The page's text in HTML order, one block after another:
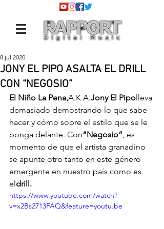
JONY EL PIPO ASALTA EL DRILL
CON “NEGOSIO”
8 jul 2020
El Niño La Pena,A.K.A.Jony El Pipolleva
demasiado demostrando lo que sabe
hacer y cómo sobre el estilo que se le
ponga delante. Con“Negosio”, es
momento de que el artista granadino
se apunte otro tanto en este género
emergente en nuestro país como es
eldrill.
https://www.youtube.com/watch?
v=x2Bs2713FAQ&feature=youtu.be